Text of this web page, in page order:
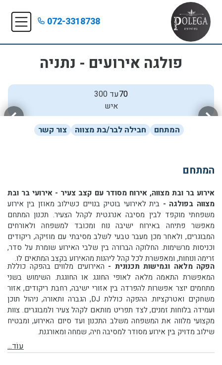
072-3318738
פולגה אירועים - נתניה
70עד 300
איש
המתחם
חבילה לבר/בת מצווה צור קשר
המתחם
אירוע בר ובת מצווה, אירוח מסודר עם קצב צעיר - אירועי בר ובת
מצווה בפולגה - בית לאירועי בוטיק בנויים כשילוב מאוזן בין אירוע
משפחתי מוקפד לבין מסיבה אנרגטית לקהל הצעיר. תכנון המתחם
מאפשר פתיחה באירוח ישיבה נוח ומכובד למשפחה ולאורחים
המבוגרים, ולאחר מכן מעבר טבעי לשלב מסיבתי עם מוזיקה, ריקודים
וכניסות מרשימות. החלוקה הברורה בין שלבי האירוע שומרת על סדר,
זרימה ונוחות, ומאפשרת לכל קהל ליהנות מהאירוע בקצב המתאים לו.
הפקה מלאה וגמישות תכנונית - האירועים מלווים בהפקה כוללת
המאפשרת התאמה מלאה לאופי החוגג או החוגגת. השימוש בשני
מתחמים יוצר אפשרות להפרדה בין אזורי ישיבה, רחבת ריקודים, אזור
משחקים ואטרקציות. ההפקה כוללת DJ, הגברה ותאורה, ניהול תוכן
ועמידה בלוחות זמנים, לצד תפריט מותאם לקהל צעיר ולמבוגרים. צוות
מקצועי מלווה את המשפחה משלב התכנון ועד סיום האירוע, ומבטיח
שילוב מדויק בין אירוע מסודר למסיבה חיה, שמחה ומאורגנת.
עוֹד...